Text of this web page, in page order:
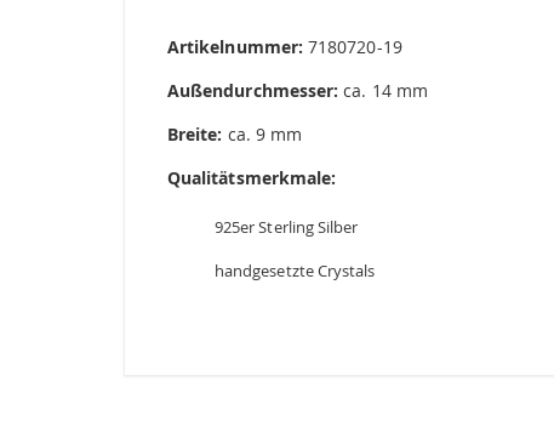
Artikelnummer: 7180720-19
Außendurchmesser: ca. 14 mm
Breite: ca. 9 mm
Qualitätsmerkmale:
925er Sterling Silber
handgesetzte Crystals